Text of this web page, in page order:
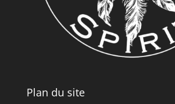
Plan du site